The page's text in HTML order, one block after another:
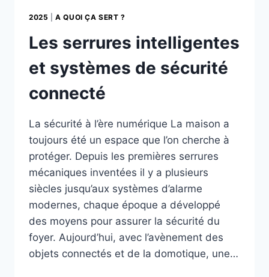
2025 |A QUOI ÇA SERT ?
Les serrures intelligentes
et systèmes de sécurité
connecté
La sécurité à l’ère numérique La maison a
toujours été un espace que l’on cherche à
protéger. Depuis les premières serrures
mécaniques inventées il y a plusieurs
siècles jusqu’aux systèmes d’alarme
modernes, chaque époque a développé
des moyens pour assurer la sécurité du
foyer. Aujourd’hui, avec l’avènement des
objets connectés et de la domotique, une…